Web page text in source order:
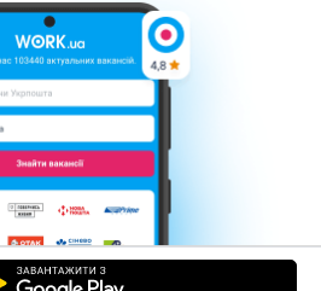
Про нас
Кар’єра
Умови використання